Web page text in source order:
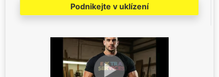
Podnikejte v uklízení